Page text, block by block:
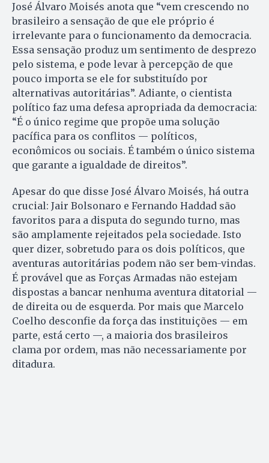
José Álvaro Moisés anota que “vem crescendo no
brasileiro a sensação de que ele próprio é
irrelevante para o funcionamento da democracia.
Essa sensação produz um sentimento de desprezo
pelo sistema, e pode levar à percepção de que
pouco importa se ele for substituído por
alternativas autoritárias”. Adiante, o cientista
político faz uma defesa apropriada da democracia:
“É o único regime que propõe uma solução
pacífica para os conflitos — políticos,
econômicos ou sociais. É também o único sistema
que garante a igualdade de direitos”.
Apesar do que disse José Álvaro Moisés, há outra
crucial: Jair Bolsonaro e Fernando Haddad são
favoritos para a disputa do segundo turno, mas
são amplamente rejeitados pela sociedade. Isto
quer dizer, sobretudo para os dois políticos, que
aventuras autoritárias podem não ser bem-vindas.
É provável que as Forças Armadas não estejam
dispostas a bancar nenhuma aventura ditatorial —
de direita ou de esquerda. Por mais que Marcelo
Coelho desconfie da força das instituições — em
parte, está certo —, a maioria dos brasileiros
clama por ordem, mas não necessariamente por
ditadura.